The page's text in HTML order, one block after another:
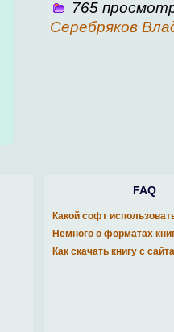
765
Серебряков
FAQ
Какой софт
Немного о форматах
Как скачать книгу с